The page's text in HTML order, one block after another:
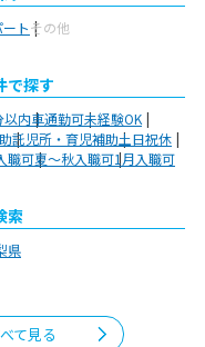
トその他
で探す
以内車通勤可未経験OK
託児所・育児補助土日祝休
職可夏～秋入職可1月入職可
索
県
て見る